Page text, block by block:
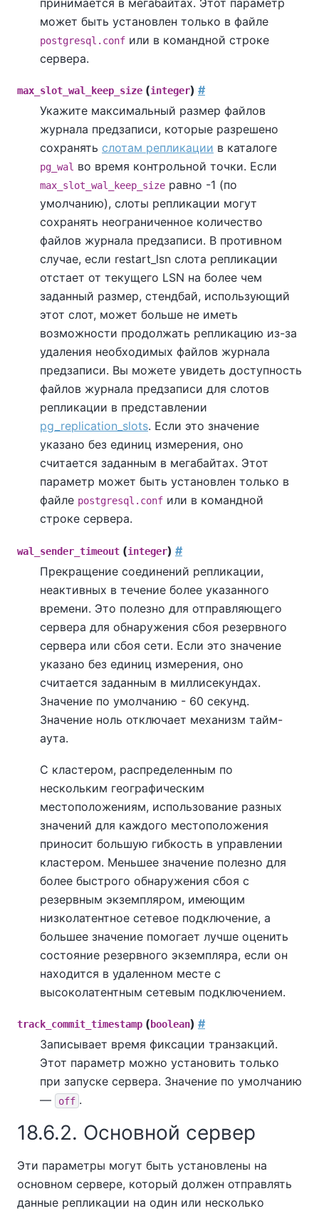
может быть установлен только в файле
postgresql.conf или в командной строке
сервера.
max_slot_wal_keep_size (integer) #
Укажите максимальный размер файлов
журнала предзаписи, которые разрешено
сохранять слотам репликации в каталоге
pg_wal во время контрольной точки. Если
max_slot_wal_keep_size равно -1 (по
умолчанию), слоты репликации могут
сохранять неограниченное количество
файлов журнала предзаписи. В противном
случае, если restart_lsn слота репликации
отстает от текущего LSN на более чем
заданный размер, стендбай, использующий
этот слот, может больше не иметь
возможности продолжать репликацию из-за
удаления необходимых файлов журнала
предзаписи. Вы можете увидеть доступность
файлов журнала предзаписи для слотов
репликации в представлении
pg_replication_slots. Если это значение
указано без единиц измерения, оно
считается заданным в мегабайтах. Этот
параметр может быть установлен только в
файле postgresql.conf или в командной
строке сервера.
wal_sender_timeout (integer) #
Прекращение соединений репликации,
неактивных в течение более указанного
времени. Это полезно для отправляющего
сервера для обнаружения сбоя резервного
сервера или сбоя сети. Если это значение
указано без единиц измерения, оно
считается заданным в миллисекундах.
Значение по умолчанию - 60 секунд.
Значение ноль отключает механизм тайм-
аута.
С кластером, распределенным по
нескольким географическим
местоположениям, использование разных
значений для каждого местоположения
приносит большую гибкость в управлении
кластером. Меньшее значение полезно для
более быстрого обнаружения сбоя с
резервным экземпляром, имеющим
низколатентное сетевое подключение, а
большее значение помогает лучше оценить
состояние резервного экземпляра, если он
находится в удаленном месте с
высоколатентным сетевым подключением.
track_commit_timestamp ( boolean) #
Записывает время фиксации транзакций.
Этот параметр можно установить только
при запуске сервера. Значение по умолчанию
—
off .
18.6.2. Основной сервер
Эти параметры могут быть установлены на
основном сервере, который должен отправлять
данные репликации на один или несколько